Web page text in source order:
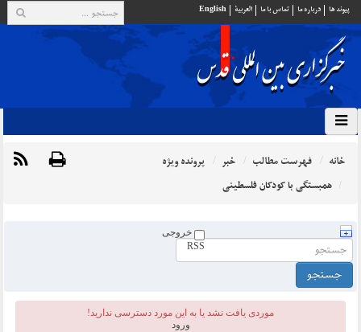
پيوند ها درباره ما تماس با ما العربية English
خانه فهرست مطالب خبر پرونده ویژه
همبستگی با کودکان فلسطینی
خروجی
RSS
موردی يافت نشد یا به این مورد دسترسی ندارید!
ورود